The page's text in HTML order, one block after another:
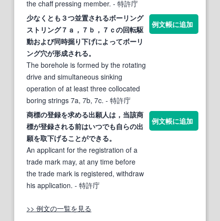
the chaff pressing member. - 特許庁
少なくとも３つ並置されるボーリング
ストリング７ａ，７ｂ，７ｃの回転駆
動および同時掘り下げによってボーリ
ング穴が形成される。
The borehole is formed by the rotating
drive and simultaneous sinking
operation of at least three collocated
boring strings 7a, 7b, 7c. - 特許庁
例文帳に追加
商標の登録を求める出願人は，当該商
標が登録される前はいつでも自らの出
願を取下げることができる。
An applicant for the registration of a
trade mark may, at any time before
the trade mark is registered, withdraw
his application. - 特許庁
例文帳に追加
>> 例文の一覧を見る